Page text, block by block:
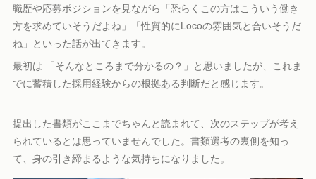
職歴や応募ポジションを見ながら「恐らくこの方はこういう働き
方を求めていそうだよね」「性質的にLocoの雰囲気と合いそうだ
ね」といった話が出てきます。
最初は 「そんなところまで分かるの？」と思いましたが、これま
でに蓄積した採用経験からの根拠ある判断だと感じます。
提出した書類がここまでちゃんと読まれて、次のステップが考え
られているとは思っていませんでした。書類選考の裏側を知っ
て、身の引き締まるような気持ちになりました。